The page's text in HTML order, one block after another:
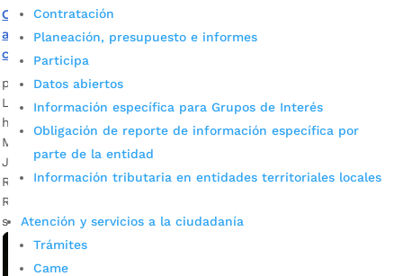
Contratación
Planeación, presupuesto e informes
Participa
Datos abiertos
Información específica para Grupos de Interés
Obligación de reporte de información específica por
parte de la entidad
Información tributaria en entidades territoriales locales
Atención y servicios a la ciudadanía
Trámites
Came
Gobierno Local participó de Consejo de Seguridad para
articular acciones que disminuyan el hacinamiento
carcelario
por Alcaldía de Bucaramanga
La Cárcel Modelo de Bucaramanga a la fecha registra un
hacinamiento del 36%. En las estaciones de Policía del
Municipio esta problemática es aún mayor. Descargar audio:
Juan Carlos Cárdenas, alcalde de Bucaramanga / Wilson
Ruiz Orejuela, ministro de Política Criminal y Justicia
Restaurativa. Con el propósito de seguir trabajando en
soluciones para descongestionar la […]